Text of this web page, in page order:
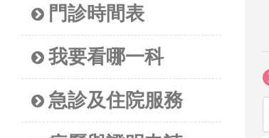
門診時間表
我要看哪一科
急診及住院服務